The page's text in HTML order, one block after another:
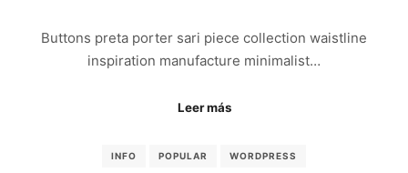
Buttons preta porter sari piece collection waistline
inspiration manufacture minimalist…
Leer más
INFO POPULAR WORDPRESS